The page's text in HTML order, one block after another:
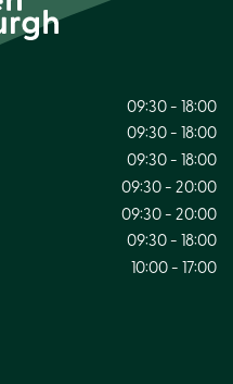
09:30 - 18:00
09:30 - 18:00
09:30 - 18:00
09:30 - 20:00
09:30 - 20:00
09:30 - 18:00
10:00 - 17:00